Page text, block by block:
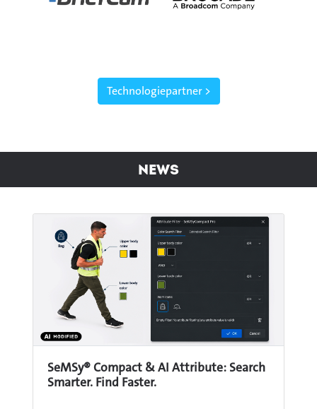
Technologiepartner >
News
SeMSy® Compact & AI Attribute: Search
Smarter. Find Faster.